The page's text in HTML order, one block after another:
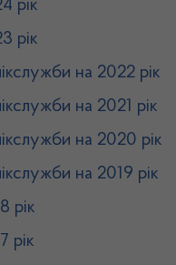
рік
рік
на 2022 рік
на 2021 рік
на 2020 рік
на 2019 рік
рік
рік